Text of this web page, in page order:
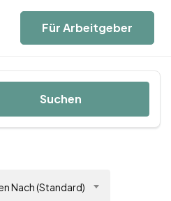
Für Arbeitgeber
Suchen
Nach (Standard)